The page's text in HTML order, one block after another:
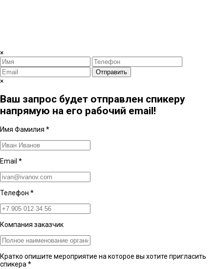
×
Отправить
×
Ваш запрос будет отправлен спикеру
напрямую на его рабочий email!
Имя Фамилия *
Email *
Телефон *
Компания заказчик
Кратко опишите мероприятие на которое вы хотите пригласить
спикера *